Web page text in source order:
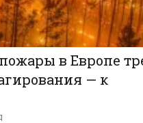
в Европе
— к